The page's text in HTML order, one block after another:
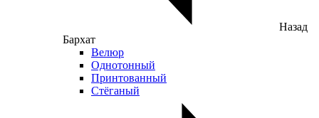
Назад
Бархат
Велюр
Однотонный
Принтованный
Стёганый